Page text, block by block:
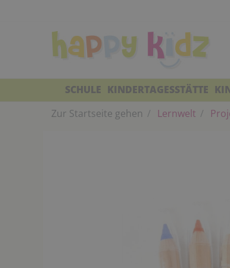
SCHULE KINDERTAGESSTÄTTE
Zur Startseite gehen
Lernwelt